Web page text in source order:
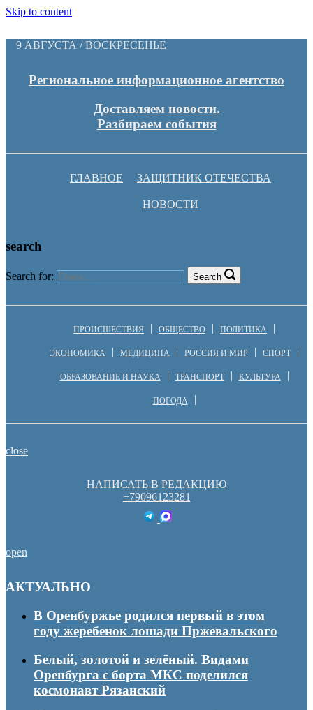
Skip to content
9 АВГУСТА / ВОСКРЕСЕНЬЕ
Региональное информационное агентство
Доставляем новости.
Разбираем события
ГЛАВНОЕ ЗАЩИТНИК ОТЕЧЕСТВА
НОВОСТИ
search
Search for: Search
ПРОИСШЕСТВИЯ ОБЩЕСТВО ПОЛИТИКА
ЭКОНОМИКА МЕДИЦИНА РОССИЯ И МИР СПОРТ
ОБРАЗОВАНИЕ И НАУКА ТРАНСПОРТ КУЛЬТУРА
ПОГОДА
close
НАПИСАТЬ В РЕДАКЦИЮ
+79096123281
open
АКТУАЛЬНО
В Оренбуржье родился первый в этом
году жеребенок лошади Пржевальского
Белый, золотой и зелёный. Видами
Оренбурга с борта МКС поделился
космонавт Рязанский